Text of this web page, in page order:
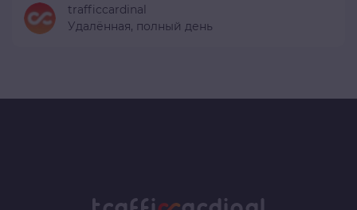
trafficcardinal
Удалённая, полный день